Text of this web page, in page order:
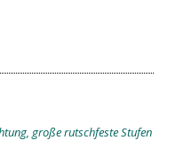
große rutschfeste Stufen